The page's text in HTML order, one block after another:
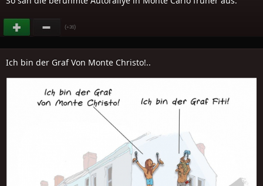
(+36)
Ich bin der Graf Von Monte Christo!..